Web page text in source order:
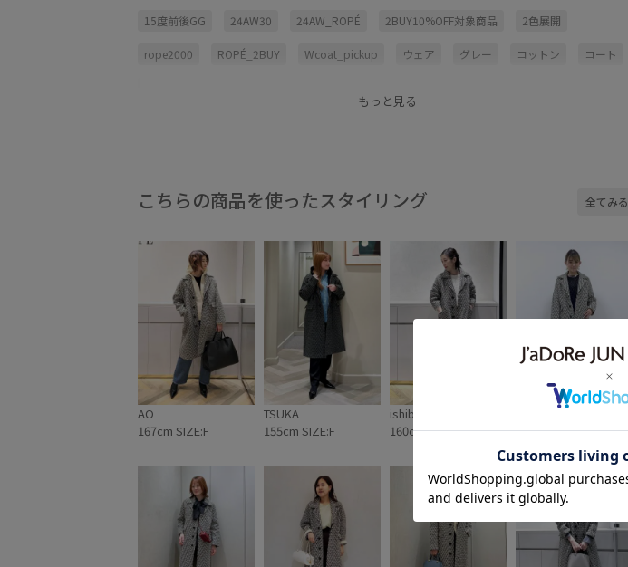
15度前後GG 24AW30 24AW_ROPÉ 2BUY10%OFF対象商品 2色展開
rope2000 ROPÉ_2BUY Wcoat_pickup ウェア グレー コットン コート
もっと見る
こちらの商品を使ったスタイリング 全てみる
AO
167cm SIZE:F
TSUKA
155cm SIZE:F
ishibashi
160cm SIZE:F
ガッキー
153cm SIZE:F